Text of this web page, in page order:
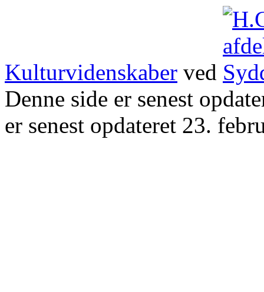
Kulturvidenskaber ved
Denne side er senest
er senest opdateret 23.